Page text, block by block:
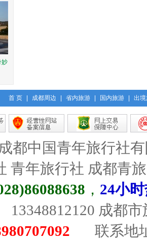
妙
首 页 成都周边 省内旅游 国内旅游 出
都中国青年旅行社
青年旅行社 成都青
， 24小
13348812120 成都
联系地